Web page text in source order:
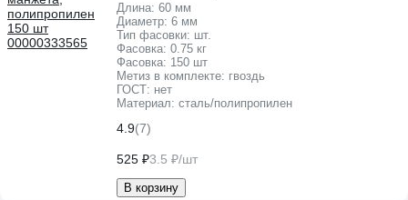
Длина: 60 мм
Диаметр: 6 мм
Тип фасовки: шт.
Фасовка: 0.75 кг
Фасовка: 150 шт
Метиз в комплекте: гвоздь
ГОСТ: нет
Материал: сталь/полипропилен
4.9(7)
525 ₽3.5 ₽/шт
В корзину